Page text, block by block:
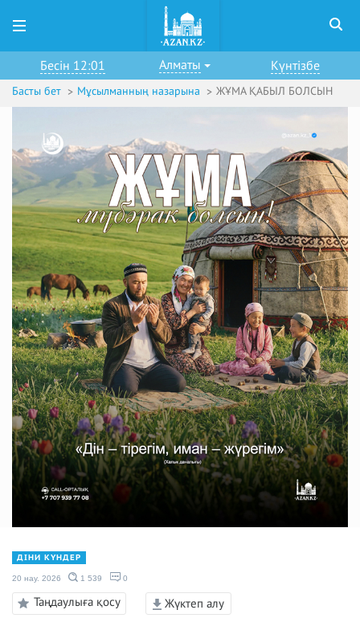
Бесін 12:01 Алматы Күнтізбе
Басты бет Мұсылманның назарына ЖҰМА ҚАБЫЛ БОЛСЫН
ДІНИ КҮНДЕР
20 нау. 2026 1 539 0
Таңдаулыға қосу Жүктеп алу